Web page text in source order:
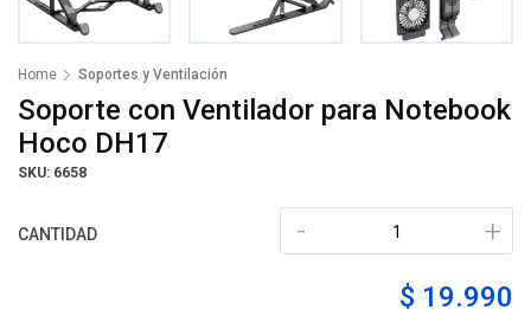
Home Soportes y Ventilación
Soporte con Ventilador para Notebook
Hoco DH17
SKU: 6658
CANTIDAD +
-
$ 19.990